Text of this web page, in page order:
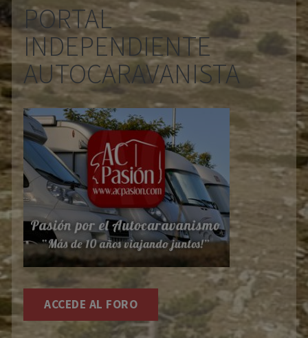
PORTAL
INDEPENDIENTE
AUTOCARAVANISTA
ACCEDE AL FORO